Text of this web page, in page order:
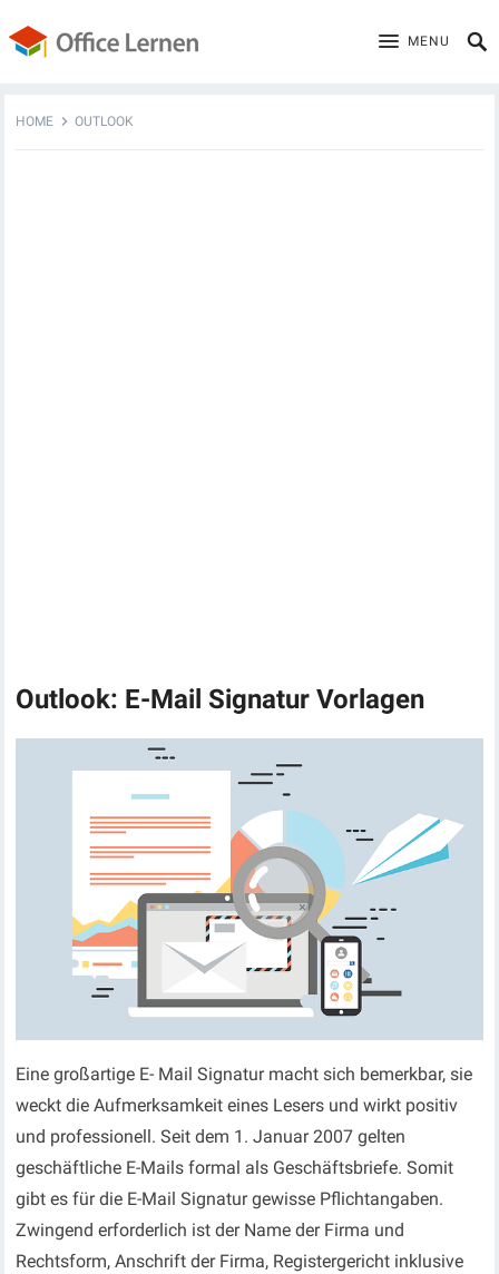
MENU
HOME OUTLOOK
Outlook: E-Mail Signatur Vorlagen
Eine großartige E- Mail Signatur macht sich bemerkbar, sie
weckt die Aufmerksamkeit eines Lesers und wirkt positiv
und professionell. Seit dem 1. Januar 2007 gelten
geschäftliche E-Mails formal als Geschäftsbriefe. Somit
gibt es für die E-Mail Signatur gewisse Pflichtangaben.
Zwingend erforderlich ist der Name der Firma und
Rechtsform, Anschrift der Firma, Registergericht inklusive